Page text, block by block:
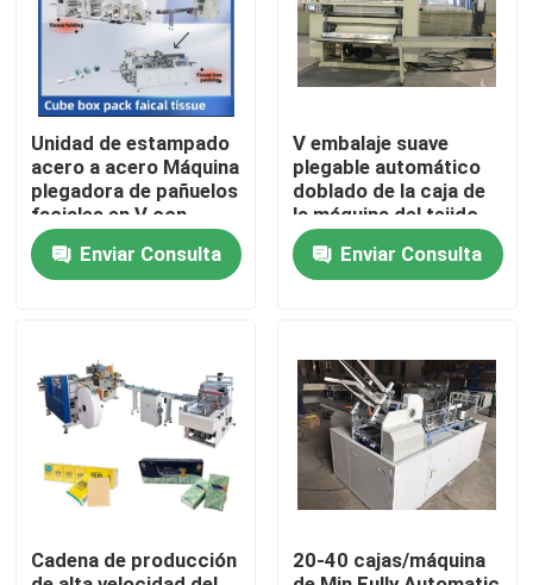
En casa
Productos
Sobre nosotros
Unidad de estampado
acero a acero Máquina
plegadora de pañuelos
faciales en V con
transferencia
automáticaEnviar Consulta
V embalaje suave
plegable automático
doblado de la caja de
la máquina del tejido
facial de la toalla de
manoEnviar Consulta
Cadena de producción
20-40 cajas/máquina